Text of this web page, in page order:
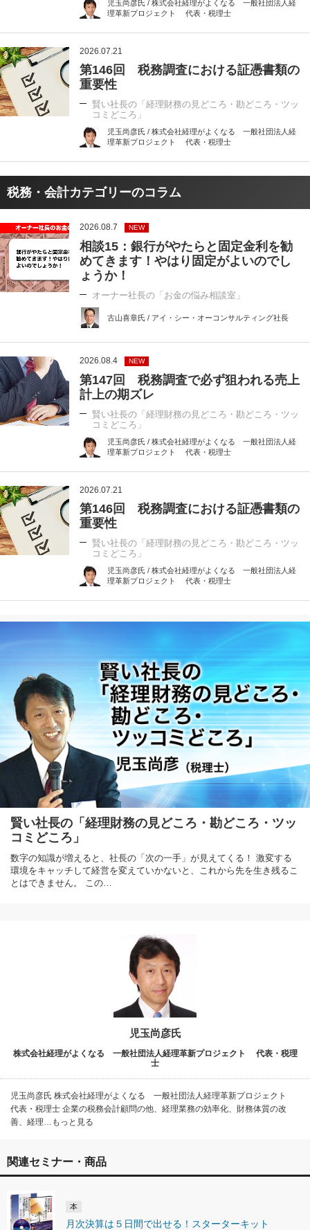
児玉尚彦氏 / 株式会社経理がよくなる 一般社団法人経
理革新プロジェクト 代表・税理士
2026.07.21
第146回 税務調査における証憑書類の
重要性
賢い社長の「経理財務の見どころ・勘どころ・ツッ
コミどころ」
児玉尚彦氏 / 株式会社経理がよくなる 一般社団法人経
理革新プロジェクト 代表・税理士
税務・会計カテゴリーのコラム
2026.08.7 NEW
相談15：銀行がやたらと固定金利を勧
めてきます！やはり固定がよいのでし
ょうか！
オーナー社長の「お金の悩み相談室」
古山喜章氏 / アイ・シー・オーコンサルティング社長
2026.08.4 NEW
第147回 税務調査で必ず狙われる売上
計上の期ズレ
賢い社長の「経理財務の見どころ・勘どころ・ツッ
コミどころ」
児玉尚彦氏 / 株式会社経理がよくなる 一般社団法人経
理革新プロジェクト 代表・税理士
2026.07.21
第146回 税務調査における証憑書類の
重要性
賢い社長の「経理財務の見どころ・勘どころ・ツッ
コミどころ」
児玉尚彦氏 / 株式会社経理がよくなる 一般社団法人経
理革新プロジェクト 代表・税理士
賢い社長の「経理財務の見どころ・勘どころ・ツッ
コミどころ」
数字の知識が増えると、社長の「次の一手」が見えてくる！ 激変する
環境をキャッチして経営を変えていかないと、これから先を生き残るこ
とはできません。 この…
児玉尚彦氏
株式会社経理がよくなる 一般社団法人経理革新プロジェクト 代表・税理
士
児玉尚彦氏 株式会社経理がよくなる 一般社団法人経理革新プロジェクト
代表・税理士 企業の税務会計顧問の他、経理業務の効率化、財務体質の改
善、経理…もっと見る
関連セミナー・商品
本
月次決算は５日間で出せる！スターターキット